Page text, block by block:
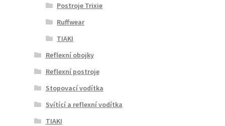
Postroje Trixie
Ruffwear
TIAKI
Reflexní obojky
Reflexní postroje
Stopovací vodítka
Svítící a reflexní vodítka
TIAKI